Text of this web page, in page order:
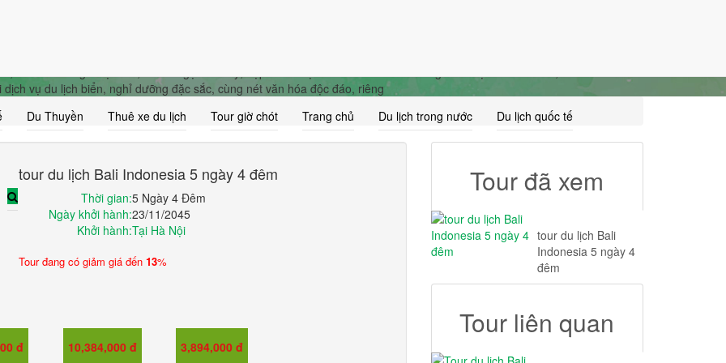
Du Thuyền Thuê xe du lịch Tour giờ chót Trang chủ Du lịch trong nước Du lịch quốc tế
5 ngày 4 đêm
vụ du lịch biển, nghỉ dưỡng đặc sắc, cùng nét văn hóa độc đáo, riêng
tour du lịch Bali Indonesia 5 ngày 4 đêm
Thời gian:5 Ngày 4 Đêm
Ngày khởi hành:23/11/2045
Khởi hành:Tại Hà Nội
Tour đang có giảm giá đến 13%
GIÁ TRẺ EM GIÁ EM BÉ
đ 10,384,000 đ 3,894,000 đ
Tour đã xem
tour du lịch Bali
Indonesia 5 ngày 4
đêm
Tour liên quan